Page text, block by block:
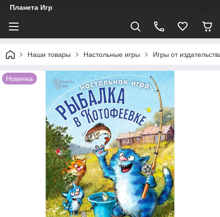
Планета Игр
Наши товары Настольные игры Игры от
Новинка